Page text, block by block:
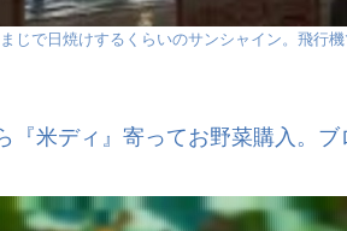
じで日焼けするくらいのサンシャイン。飛行
『米ディ』寄ってお野菜購入。ブ